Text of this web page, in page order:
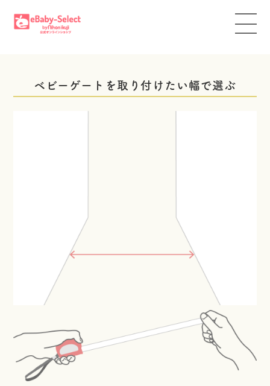
ベビーゲートを取り付けたい幅で選ぶ